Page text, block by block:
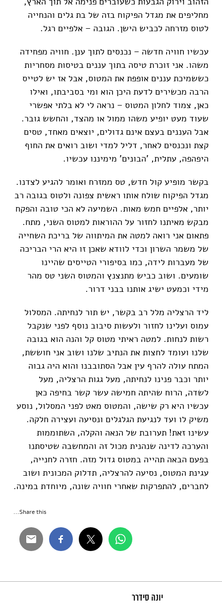
מחליפים את מגדל הפיקוח בזה של בת גלים והנחייה
לטוס מזרחה לכביש הישן. הגובה – אלפיים רגל.
עכשיו חוויה חדשה – נכנסים לתוך ענן. חוויה מפחידה
משהו. אני זוכרת טיסה בתוך עננים בטיסות מסחריות
כששמיכת עננים אופפת את המטוס, אבל אז יש לטייס
הרבה מכשירים לדעת היכן הוא ומי בסביבתו, ואילו
כאן, צמוד לחלון המטוס – נראה לי לא בלתי אפשרי
שעוד מעט יופיע משהו ממול או מהצד, והחשש גובר.
אבל העננים בעצם אינם גדולים, יוצאים מאחד, טסים
קצת ונכנסים לאחר, דליל למדי ושוב רואים את החוף
היפהפה, עתלית, 'הבונים' מימיננו עכשיו.
בקשר מופיע קול חדש, טס ממזרח ואומר להגיע לצדנו.
מגדל הפיקוח שולח אותו ראשית צפונה ולטוס בגובה רב
יותר, אלפיים חמש מאות. השמיעה לא הכי טובה והפקח
מבקש מאיתנו לחזור על ההוראות למטוס השני, מתח.
פתאום אני רואה למטה את המיתווה של בריכת השחייה
של משמר השרון וכדי לוודא שאכן זו היא הרי הבריכה
של מעברות לידה, כמו בסיפורי הטייסים שהיינו
שומעים. ושוב כביש מתנצנץ והמטוס השני טס מהר
מידי וכמעט ישיג אותנו בבני דרור.
ליד הרצליה מלל רב בקשר, יש תור לנחיתה. המסלול
עמוס ועלינו לחזור ולעשות סיבוב נוסף לפני שנקבל
רשות לנחות. למטה ראיתי מטוס קל והנה הוא בגובה
שלנו ועומד לחצות את הנתיב שלנו ושוב אני חוששת,
המתח עולה להרף עין אבל הסתובבנו והוא היה גבוה
יותר וכבר פנינו לנחיתה, מעל גגות הרצליה, מעל
לשדה, הרוח שהיתה חמישה עשר קשר בחיפה כאן
עכשיו היא רק שישה, והמטוס מאט לפני המסלול, נוסע
משיק לו ועד לנגיעת הגלגלים ונסיעה ועצירה חלקה.
עשינו זאת! תערובת של הנאה והקלה, השתוממות
והערכה לדינה שנהנית מכול זה והמחשבה שטיסתנו
בפעם הבאה תהייה במטוס גדול מזה. חזרה לחנייה,
עגינת המטוס, נסיעה להרצליה, תדלוק המכונית ושוב
לחברים, להתפרקות שאחרי חוויה שונה, מיוחדת במינה.
Share this...
יונה סידרר